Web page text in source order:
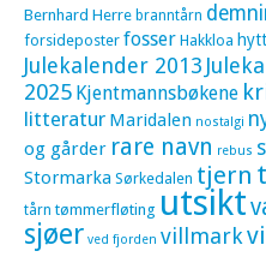
Bernhard Herre branntårn
forsideposter fosser Hakkloa
Julekalender 2013
2025 Kjentmannsbøkene
litteratur Maridalen nostalgi
og gårder rare navn rebus
Stormarka Sørkedalen tjern
tårn tømmerfløting utsikt
sjøer ved fjorden villmark